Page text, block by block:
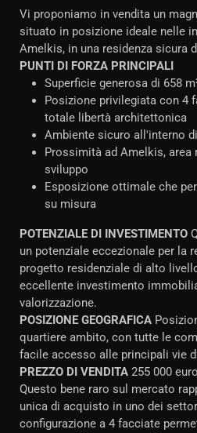
Vi proponiamo in vendita un
situato in posizione ideale nelle
Amelkis, in una residenza sicura
PUNTI DI FORZA PRINCIPALI
Superficie generosa di 658
Posizione privilegiata con 4
totale libertà architettonica
Ambiente sicuro all'interno
Prossimità ad Amelkis, area
sviluppo
Esposizione ottimale che
su misura
POTENZIALE DI INVESTIMENTO
un potenziale eccezionale per la
progetto residenziale di alto
eccellente investimento
valorizzazione.
POSIZIONE GEOGRAFICA
quartiere ambito, con tutte le
facile accesso alle principali vie
PREZZO DI VENDITA 255 000 euro
Questo bene raro sul mercato
unica di acquisto in uno dei
configurazione a 4 facciate